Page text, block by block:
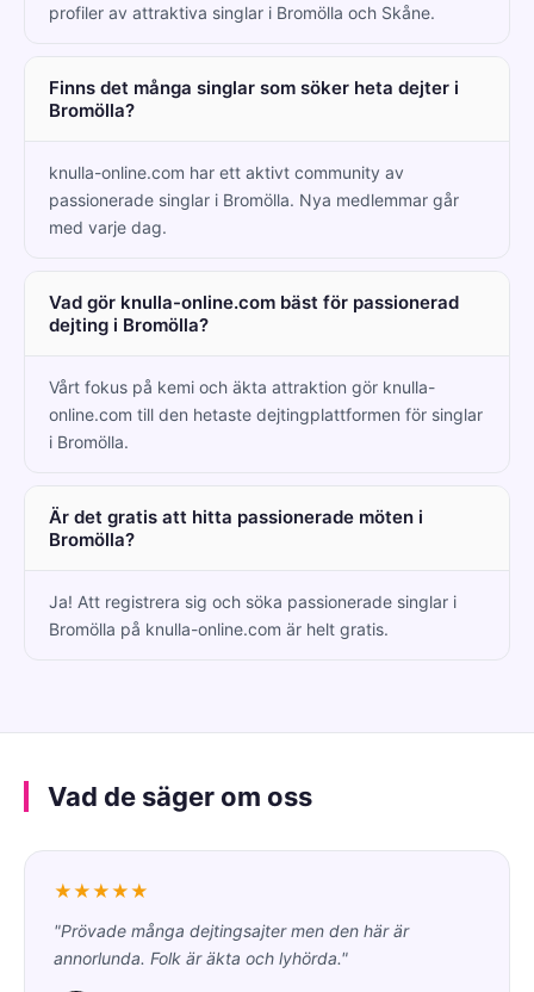
profiler av attraktiva singlar i Bromölla och Skåne.
Finns det många singlar som söker heta dejter i
Bromölla?
knulla-online.com har ett aktivt community av
passionerade singlar i Bromölla. Nya medlemmar går
med varje dag.
Vad gör knulla-online.com bäst för passionerad
dejting i Bromölla?
Vårt fokus på kemi och äkta attraktion gör knulla-
online.com till den hetaste dejtingplattformen för singlar
i Bromölla.
Är det gratis att hitta passionerade möten i
Bromölla?
Ja! Att registrera sig och söka passionerade singlar i
Bromölla på knulla-online.com är helt gratis.
Vad de säger om oss
★★★★★
"Prövade många dejtingsajter men den här är
annorlunda. Folk är äkta och lyhörda."